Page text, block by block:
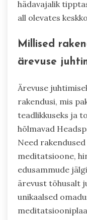
hädavajalik
all olevates
Millised
ärevuse
Ärevuse
rakendusi, mis
teadlikkuseks ja
hõlmavad
Need
meditatsioone,
edusammude
ärevust tõhusalt
unikaalsed